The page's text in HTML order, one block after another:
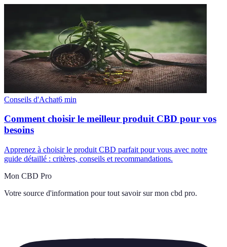
Conseils d'Achat6 min
Comment choisir le meilleur produit CBD pour vos
besoins
Apprenez à choisir le produit CBD parfait pour vous avec notre
guide détaillé : critères, conseils et recommandations.
Mon CBD Pro
Votre source d'information pour tout savoir sur mon cbd pro.